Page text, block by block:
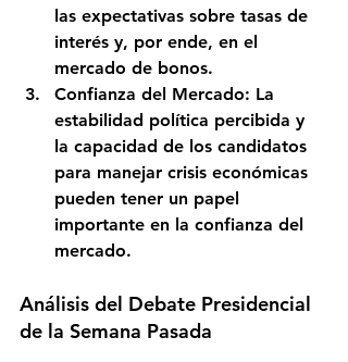
las expectativas sobre tasas de
interés y, por ende, en el
mercado de bonos.
Confianza del Mercado: La
estabilidad política percibida y
la capacidad de los candidatos
para manejar crisis económicas
pueden tener un papel
importante en la confianza del
mercado.
Análisis del Debate Presidencial
de la Semana Pasada